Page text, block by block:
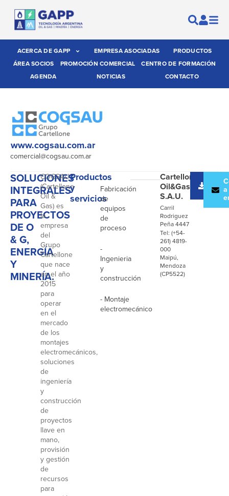
ACERCA DE GAPP EMPRESA ASOCIADAS
PRODUCTOS
ÁREA SOCIOS
PROMOCIÓN COMERCIAL
CENTRO DE FORMACIÓN
AGENDA
NOTICIAS CONTACTO
www.cogsau.com.ar
comercial@cogsau.com.ar
SOLUCIONES
INTEGRALES
PARA
PROYECTOS
DE O
& G,
ENERGÍA
Y
MINERÍA.
COGSAU
(Cartellone
Oil &
Gas) es
la
empresa
del
Grupo
Cartellone
que nace
en el año
2015
para
operar
en el
mercado
de los
montajes
electromecánicos,
soluciones
de
ingeniería
y
construcción
de
proyectos
llave en
mano,
provisión
y gestión
de
recursos
para
Productos
y
servicios
-
Fabricación
de
equipos
de
proceso
-
Ingenieria
y
construcción
- Montaje
electromecánico
Cartellone
Oil&Gas
S.A.U.
Carril
Rodriguez
Peña 4447
Tel: (+54-
261) 4819-
000
Maipú,
Mendoza
(CP5522)